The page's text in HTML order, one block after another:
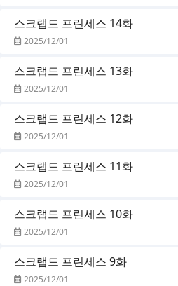
스크랩드 프린세스 14화
2025/12/01
스크랩드 프린세스 13화
2025/12/01
스크랩드 프린세스 12화
2025/12/01
스크랩드 프린세스 11화
2025/12/01
스크랩드 프린세스 10화
2025/12/01
스크랩드 프린세스 9화
2025/12/01